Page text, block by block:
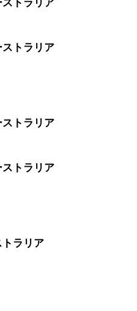
トラリア
トラリア
トラリア
トラリア
ラリア